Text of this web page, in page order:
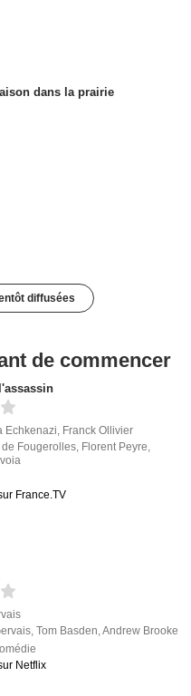
dans la prairie
diffusées
de commencer
Echkenazi Franck Ollivier
Fougerolles Florent Peyre
France.TV
,Tom Basden,Andrew Brooke
Netflix